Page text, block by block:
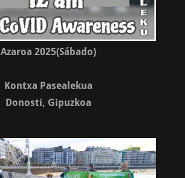
Azaroa 2025(Sábado)
Kontxa Pasealekua
Donosti, Gipuzkoa